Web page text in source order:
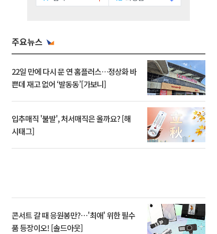
주요뉴스
22일 만에 다시 문 연 홈플러스…정상화 바
쁜데 재고 없어 ‘발동동’[가보니]
입추매직 '불발', 처서매직은 올까요? [해
시태그]
콘서트 갈 때 응원봉만?⋯'최애' 위한 필수
품 등장이오! [솔드아웃]